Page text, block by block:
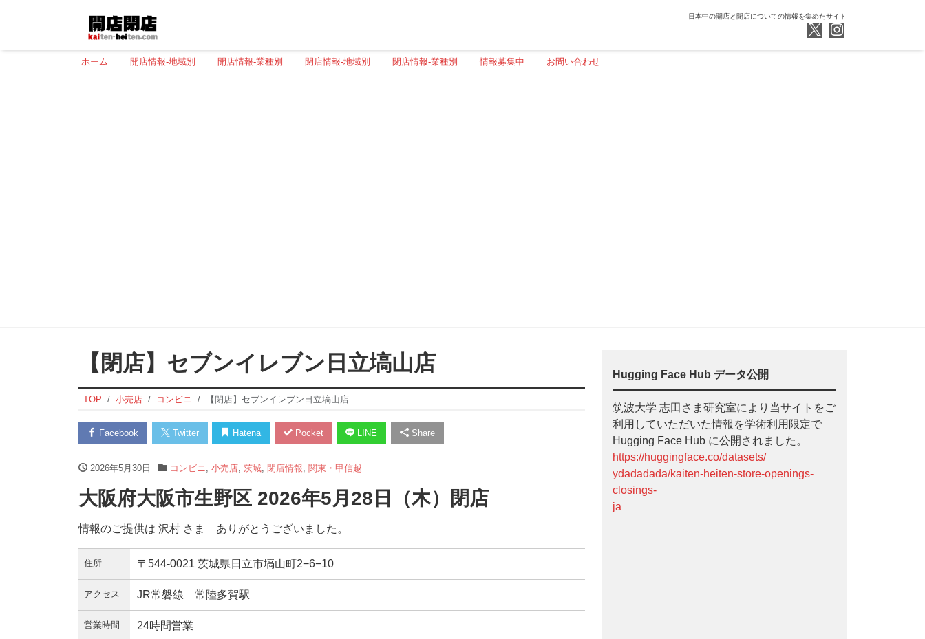
日本中の開店と閉店についての情報を集めたサイト
ホーム 開店情報-地域別 開店情報-業種別 閉店情報-地域別 閉店情報-業種別 情報募集中 お問い合わせ
【閉店】セブンイレブン日立塙山店
TOP 小売店 コンビニ 【閉店】セブンイレブン日立塙山店
Facebook Twitter Hatena Pocket LINE Share
2026年5月30日 コンビニ 小売店, 茨城, 閉店情報 関東・甲信越
大阪府大阪市生野区 2026年5月28日（木）閉店
情報のご提供は 沢村 さま ありがとうございました。
住所 〒544-0021 茨城県日立市塙山町2−6−10
アクセス JR常磐線 常陸多賀駅
営業時間 24時間営業
Hugging Face Hub データ公開
筑波大学 志田さま研究室により当サイトをご
利用していただいた情報を学術利用限定で
Hugging Face Hub に公開されました。
https://huggingface.co/datasets/
ydadadada/kaiten-heiten-store-openings-
closings-
ja